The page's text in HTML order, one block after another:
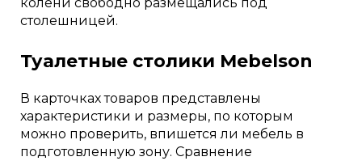
столешницей.
Туалетные столики Mebelson
В карточках товаров представлены
характеристики и размеры, по которым
можно проверить, впишется ли мебель в
подготовленную зону. Сравнение